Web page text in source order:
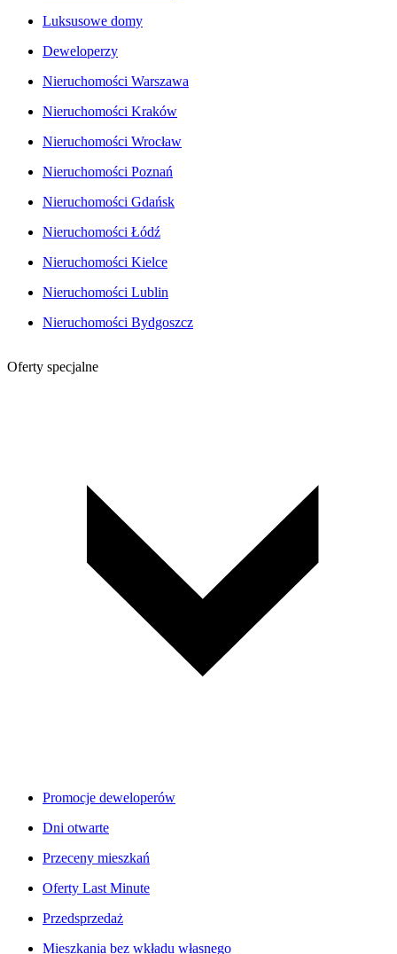
Luksusowe domy
Deweloperzy
Nieruchomości Warszawa
Nieruchomości Kraków
Nieruchomości Wrocław
Nieruchomości Poznań
Nieruchomości Gdańsk
Nieruchomości Łódź
Nieruchomości Kielce
Nieruchomości Lublin
Nieruchomości Bydgoszcz
Oferty specjalne
Promocje deweloperów
Dni otwarte
Przeceny mieszkań
Oferty Last Minute
Przedsprzedaż
Mieszkania bez wkładu własnego